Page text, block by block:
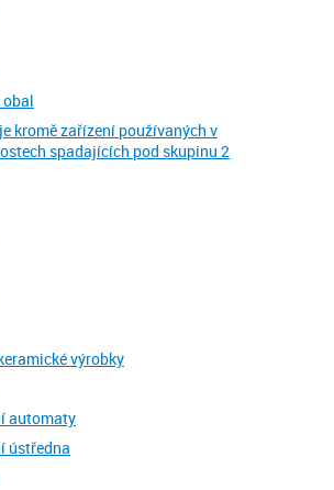
obal
kromě zařízení používaných v
spadajících pod skupinu 2
výrobky
automaty
ústředna